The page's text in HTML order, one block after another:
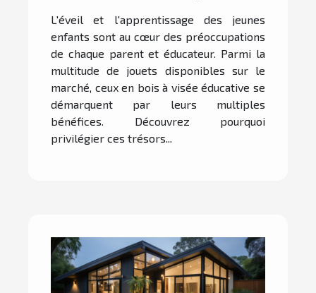
L'éveil et l'apprentissage des jeunes
enfants sont au cœur des préoccupations
de chaque parent et éducateur. Parmi la
multitude de jouets disponibles sur le
marché, ceux en bois à visée éducative se
démarquent par leurs multiples
bénéfices. Découvrez pourquoi
privilégier ces trésors...